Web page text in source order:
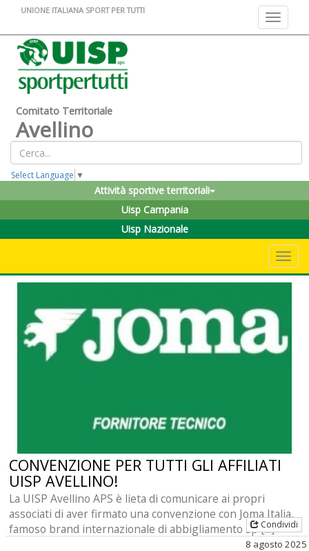
Toggle
UNIONE ITALIANA SPORT PER TUTTI
Comitato Territoriale
Avellino
Select Language ▼
Attività sportive territoriali
Uisp Campania
Uisp Nazionale
CONVENZIONE PER TUTTI GLI AFFILIATI
UISP AVELLINO!
La UISP Avellino APS è lieta di comunicare ai propri
associati di aver firmato una convenzione con Joma Italia,
famoso brand internazionale di abbigliamento sp [...]Condividi
8 agosto 2025